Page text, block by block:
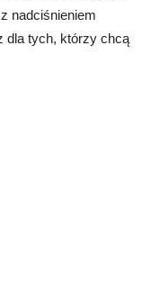
nadciśnieniem
dla tych, którzy chcą